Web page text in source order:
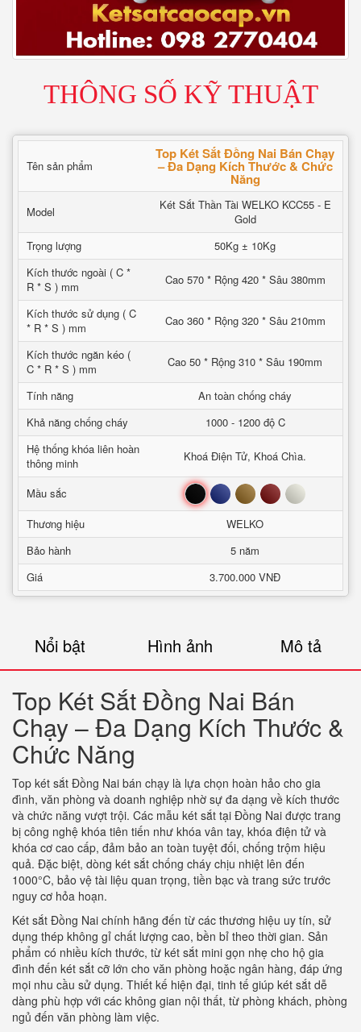
THÔNG SỐ KỸ THUẬT
Tên sản phẩm
Top Két Sắt Đồng Nai Bán Chạy
– Đa Dạng Kích Thước & Chức
Năng
Model
Két Sắt Thần Tài WELKO KCC55 - E
Gold
Trọng lượng
50Kg ± 10Kg
Kích thước ngoài ( C *
R * S ) mm
Cao 570 * Rộng 420 * Sâu 380mm
Kích thước sử dụng ( C
* R * S ) mm
Cao 360 * Rộng 320 * Sâu 210mm
Kích thước ngăn kéo (
C * R * S ) mm
Cao 50 * Rộng 310 * Sâu 190mm
Tính năng
An toàn chống cháy
Khả năng chống cháy
1000 - 1200 độ C
Hệ thống khóa liên hoàn
thông minh
Khoá Điện Tử, Khoá Chìa.
Mầu sắc Đen Xanh Nâu Đỏ Trắng
Thương hiệu
WELKO
Bảo hành
5 năm
Giá
3.700.000 VNĐ
Nổi bật Hình ảnh Mô tả
Top Két Sắt Đồng Nai Bán
Chạy – Đa Dạng Kích Thước &
Chức Năng
Top két sắt Đồng Nai bán chạy là lựa chọn hoàn hảo cho gia
đình, văn phòng và doanh nghiệp nhờ sự đa dạng về kích thước
và chức năng vượt trội. Các mẫu két sắt tại Đồng Nai được trang
bị công nghệ khóa tiên tiến như khóa vân tay, khóa điện tử và
khóa cơ cao cấp, đảm bảo an toàn tuyệt đối, chống trộm hiệu
quả. Đặc biệt, dòng két sắt chống cháy chịu nhiệt lên đến
1000°C, bảo vệ tài liệu quan trọng, tiền bạc và trang sức trước
nguy cơ hỏa hoạn.
Két sắt Đồng Nai chính hãng đến từ các thương hiệu uy tín, sử
dụng thép không gỉ chất lượng cao, bền bỉ theo thời gian. Sản
phẩm có nhiều kích thước, từ két sắt mini gọn nhẹ cho hộ gia
đình đến két sắt cỡ lớn cho văn phòng hoặc ngân hàng, đáp ứng
mọi nhu cầu sử dụng. Thiết kế hiện đại, tinh tế giúp két sắt dễ
dàng phù hợp với các không gian nội thất, từ phòng khách, phòng
ngủ đến văn phòng làm việc.